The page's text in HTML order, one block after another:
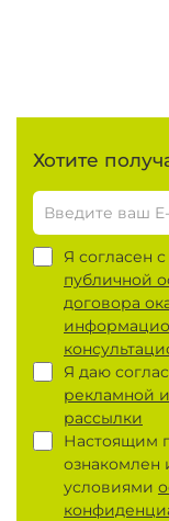
Хотите
Я согласен
публичной
договора
Я даю
рекламной
рассылки
Настоящим
ознакомлен
условиями